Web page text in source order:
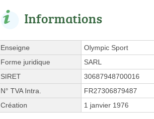
Informations
Enseigne
Olympic Sport
Forme juridique
SARL
SIRET
30687948700016
N° TVA Intra.
FR27306879487
Création
1 janvier 1976